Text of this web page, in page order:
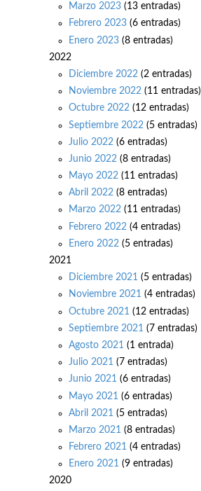
Marzo 2023 (13 entradas)
Febrero 2023 (6 entradas)
Enero 2023 (8 entradas)
2022
Diciembre 2022 (2 entradas)
Noviembre 2022 (11 entradas)
Octubre 2022 (12 entradas)
Septiembre 2022 (5 entradas)
Julio 2022 (6 entradas)
Junio 2022 (8 entradas)
Mayo 2022 (11 entradas)
Abril 2022 (8 entradas)
Marzo 2022 (11 entradas)
Febrero 2022 (4 entradas)
Enero 2022 (5 entradas)
2021
Diciembre 2021 (5 entradas)
Noviembre 2021 (4 entradas)
Octubre 2021 (12 entradas)
Septiembre 2021 (7 entradas)
Agosto 2021 (1 entrada)
Julio 2021 (7 entradas)
Junio 2021 (6 entradas)
Mayo 2021 (6 entradas)
Abril 2021 (5 entradas)
Marzo 2021 (8 entradas)
Febrero 2021 (4 entradas)
Enero 2021 (9 entradas)
2020